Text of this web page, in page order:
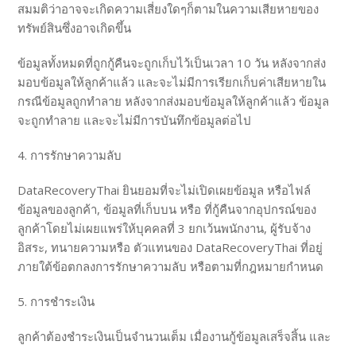
สมมติว่าอาจจะเกิดความเสี่ยงใดๆก็ตามในความเสียหายของ
ทรัพย์สินซึ่งอาจเกิดขึ้น
ข้อมูลทั้งหมดที่ถูกกู้คืนจะถูกเก็บไว้เป็นเวลา 10 วัน หลังจากส่ง
มอบข้อมูลให้ลูกค้าแล้ว และจะไม่มีการเรียกเก็บค่าเสียหายใน
กรณีข้อมูลถูกทำลาย หลังจากส่งมอบข้อมูลให้ลูกค้าแล้ว ข้อมูล
จะถูกทำลาย และจะไม่มีการบันทึกข้อมูลต่อไป
4. การรักษาความลับ
DataRecoveryThai ยินยอมที่จะไม่เปิดเผยข้อมูล หรือไฟล์
ข้อมูลของลูกค้า, ข้อมูลที่เก็บบน หรือ ที่กู้คืนจากอุปกรณ์ของ
ลูกค้าโดยไม่เผยแพร่ให้บุคคลที่ 3 ยกเว้นพนักงาน, ผู้รับจ้าง
อิสระ, ทนายความหรือ ตัวแทนของ DataRecoveryThai ที่อยู่
ภายใต้ข้อตกลงการรักษาความลับ หรือตามที่กฎหมายกำหนด
5. การชำระเงิน
ลูกค้าต้องชำระเงินเป็นจำนวนเต็ม เมื่องานกู้ข้อมูลเสร็จสิ้น และ